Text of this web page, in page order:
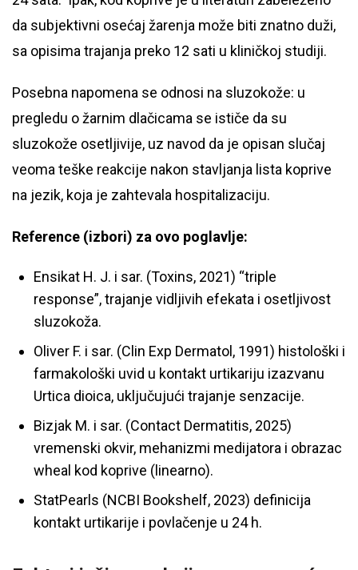
da subjektivni osećaj žarenja može biti znatno duži,
sa opisima trajanja preko 12 sati u kliničkoj studiji.
Posebna napomena se odnosi na sluzokože: u
pregledu o žarnim dlačicama se ističe da su
sluzokože osetljivije, uz navod da je opisan slučaj
veoma teške reakcije nakon stavljanja lista koprive
na jezik, koja je zahtevala hospitalizaciju.
Reference (izbori) za ovo poglavlje:
Ensikat H. J. i sar. (Toxins, 2021) “triple
response”, trajanje vidljivih efekata i osetljivost
sluzokoža.
Oliver F. i sar. (Clin Exp Dermatol, 1991) histološki i
farmakološki uvid u kontakt urtikariju izazvanu
Urtica dioica, uključujući trajanje senzacije.
Bizjak M. i sar. (Contact Dermatitis, 2025)
vremenski okvir, mehanizmi medijatora i obrazac
wheal kod koprive (linearno).
StatPearls (NCBI Bookshelf, 2023) definicija
kontakt urtikarije i povlačenje u 24 h.